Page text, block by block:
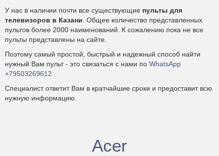
Зарядные устройства
Усиление сотовой связи и 4G интернета
У нас в наличии почти все существующие пульты для
телевизоров в Казани. Общее количество представленных
пультов более 2000 наименований. К сожалению пока не все
пульты представлены на сайте.
Поэтому самый простой, быстрый и надежный способ найти
нужный Вам пульт - это связаться с нами по WhatsApp
+79503269612
Специалист ответит Вам в кратчайшие сроки и предоставит всю
нужную информацию.
Acer